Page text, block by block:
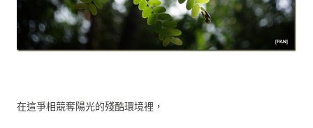
在這爭相競奪陽光的殘酷環境裡，